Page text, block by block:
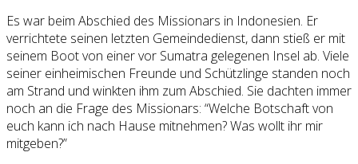
Es war beim Abschied des Missionars in Indonesien. Er
verrichtete seinen letzten Gemeindedienst, dann stieß er mit
seinem Boot von einer vor Sumatra gelegenen Insel ab. Viele
seiner einheimischen Freunde und Schützlinge standen noch
am Strand und winkten ihm zum Abschied. Sie dachten immer
noch an die Frage des Missionars: “Welche Botschaft von
euch kann ich nach Hause mitnehmen? Was wollt ihr mir
mitgeben?”